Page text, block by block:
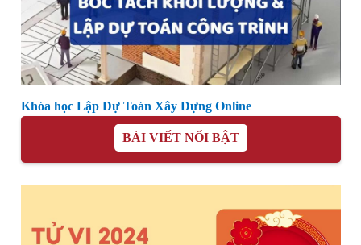
Khóa học Lập Dự Toán Xây Dựng Online
BÀI VIẾT NỔI BẬT